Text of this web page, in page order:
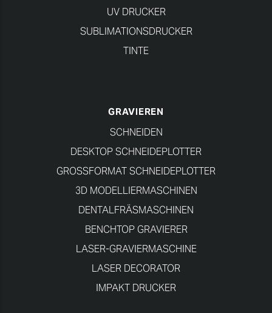
UV DRUCKER
SUBLIMATIONSDRUCKER
TINTE
GRAVIEREN
SCHNEIDEN
DESKTOP SCHNEIDEPLOTTER
GROSSFORMAT SCHNEIDEPLOTTER
3D MODELLIERMASCHINEN
DENTALFRÄSMASCHINEN
BENCHTOP GRAVIERER
LASER-GRAVIERMASCHINE
LASER DECORATOR
IMPAKT DRUCKER